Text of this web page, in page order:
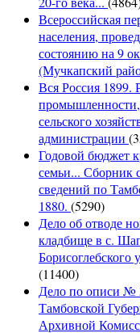
Всероссийская
населения,
состоянию на 9
(Мучкапский
Вся Россия 1899.
сельского
администрации
Годовой бюджет
семьи... Сборник
сведений по
1880. (5290)
Дело об отводе
кладбище в с.
Борисоглебского
(11400)
Дело по описи №
Тамбовской
Архивной